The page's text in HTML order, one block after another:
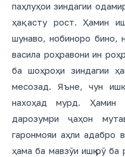
паҳлуҳои зиндагии
ҳақ асту рост. Ҳамин
шунаво, нобиноро бино,
васила роҳравони ин
ба шоҳроҳи зиндагии
месозад. Яъне, чун
нахоҳад мурд.
дарозумри ҷаҳон
гаронмояи аҳли адабро
ҳама ба мавзӯи ишқ рӯ